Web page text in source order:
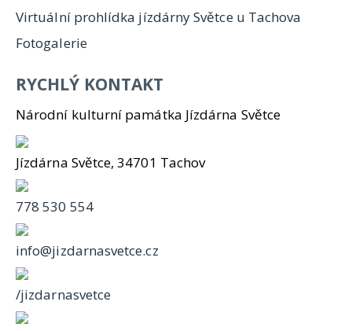
Virtuální prohlídka jízdárny Světce u Tachova
Fotogalerie
RYCHLÝ KONTAKT
Národní kulturní památka Jízdárna Světce
Jízdárna Světce, 34701 Tachov
778 530 554
info@jizdarnasvetce.cz
/jizdarnasvetce